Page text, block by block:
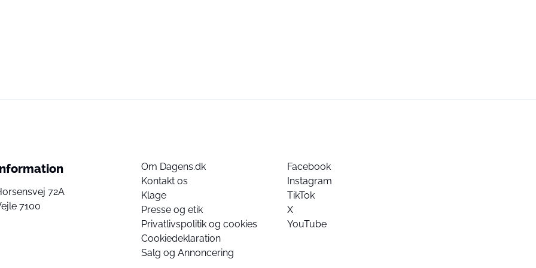
72A
7100
Om Dagens.dk
Kontakt os
Klage
Presse og etik
Privatlivspolitik og cookies
Cookiedeklaration
Salg og Annoncering
Facebook
Instagram
TikTok
X
YouTube